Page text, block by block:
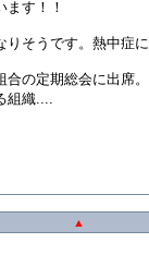
す！！
そうです。熱中症
の定期総会に出席
組織....
▲